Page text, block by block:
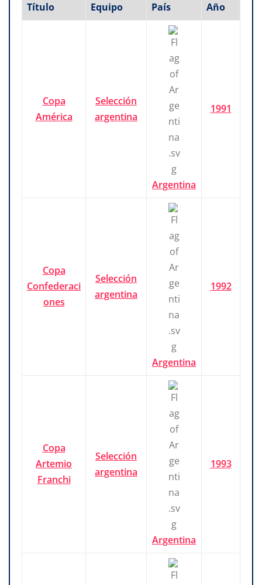
Título Equipo País Año
Copa
América
Selección
argentina
Argentina
1991
Copa
Confederaci
ones
Selección
argentina
Argentina
1992
Copa
Artemio
Franchi
Selección
argentina
Argentina
1993